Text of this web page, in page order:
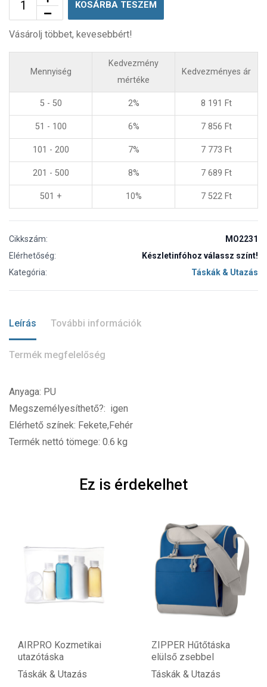
KOSÁRBA TESZEM
Vásárolj többet, kevesebbért!
Mennyiség
Kedvezmény
mértéke
Kedvezményes ár
5 - 50 2% 8 191 Ft
51 - 100 6% 7 856 Ft
101 - 200 7% 7 773 Ft
201 - 500 8% 7 689 Ft
501 + 10% 7 522 Ft
Cikkszám:
MO2231
Elérhetőség:
Készletinfóhoz válassz színt!
Kategória:
Táskák & Utazás
Leírás További információk
Termék megfelelőség
Anyaga: PU
Megszemélyesíthető?: igen
Elérhető színek: Fekete,Fehér
Termék nettó tömege: 0.6 kg
Ez is érdekelhet
AIRPRO Kozmetikai
utazótáska
Táskák & Utazás
ZIPPER Hűtőtáska
elülső zsebbel
Táskák & Utazás